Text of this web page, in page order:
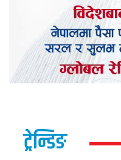
ट्रेन्डिङ